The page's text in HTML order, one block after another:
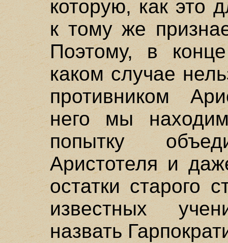
которую, как это
к тому же
Поэтому, в
каком случае
противником
него мы
попытку
Аристотеля и
остатки старого
известных
назвать